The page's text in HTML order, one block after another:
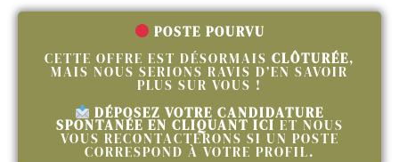
POSTE POURVU
CETTE OFFRE EST DÉSORMAIS CLÔTURÉE,
MAIS NOUS SERIONS RAVIS D’EN SAVOIR
PLUS SUR VOUS !
DÉPOSEZ VOTRE CANDIDATURE
SPONTANÉE EN CLIQUANT ICI ET NOUS
VOUS RECONTACTERONS SI UN POSTE
CORRESPOND À VOTRE PROFIL.